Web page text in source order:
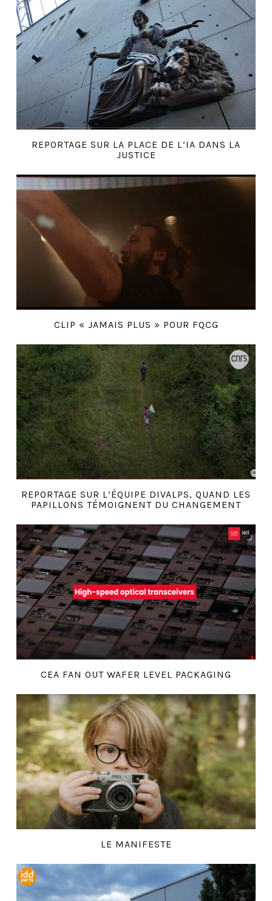
REPORTAGE SUR LA PLACE DE L’IA DANS LA
JUSTICE
CLIP « JAMAIS PLUS » POUR FQCG
REPORTAGE SUR L’ÉQUIPE DIVALPS, QUAND LES
PAPILLONS TÉMOIGNENT DU CHANGEMENT
CEA FAN OUT WAFER LEVEL PACKAGING
LE MANIFESTE